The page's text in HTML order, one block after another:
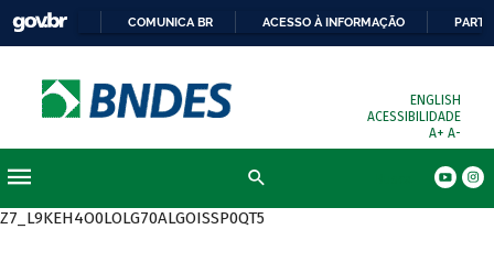
COMUNICA BR ACESSO À INFORMAÇÃO
ENGLISH
ACESSIBILIDADE
A+ A-
Z7_L9KEH4O0LOLG70ALGOISSP0QT5